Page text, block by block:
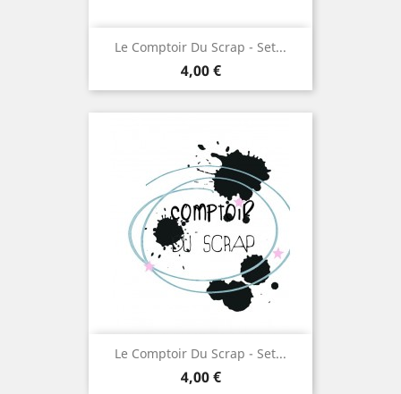
Le Comptoir Du Scrap - Set...
Prix
4,00 €
Le Comptoir Du Scrap - Set...
Prix
4,00 €